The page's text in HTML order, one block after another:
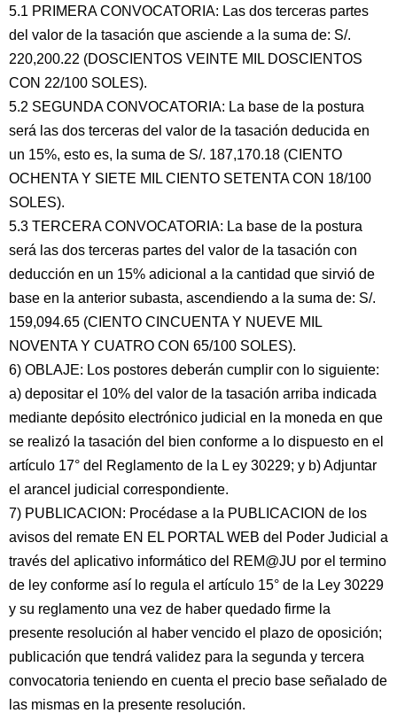
5.1 PRIMERA CONVOCATORIA: Las dos terceras partes
del valor de la tasación que asciende a la suma de: S/.
220,200.22 (DOSCIENTOS VEINTE MIL DOSCIENTOS
CON 22/100 SOLES).
5.2 SEGUNDA CONVOCATORIA: La base de la postura
será las dos terceras del valor de la tasación deducida en
un 15%, esto es, la suma de S/. 187,170.18 (CIENTO
OCHENTA Y SIETE MIL CIENTO SETENTA CON 18/100
SOLES).
5.3 TERCERA CONVOCATORIA: La base de la postura
será las dos terceras partes del valor de la tasación con
deducción en un 15% adicional a la cantidad que sirvió de
base en la anterior subasta, ascendiendo a la suma de: S/.
159,094.65 (CIENTO CINCUENTA Y NUEVE MIL
NOVENTA Y CUATRO CON 65/100 SOLES).
6) OBLAJE: Los postores deberán cumplir con lo siguiente:
a) depositar el 10% del valor de la tasación arriba indicada
mediante depósito electrónico judicial en la moneda en que
se realizó la tasación del bien conforme a lo dispuesto en el
artículo 17° del Reglamento de la L ey 30229; y b) Adjuntar
el arancel judicial correspondiente.
7) PUBLICACION: Procédase a la PUBLICACION de los
avisos del remate EN EL PORTAL WEB del Poder Judicial a
través del aplicativo informático del REM@JU por el termino
de ley conforme así lo regula el artículo 15° de la Ley 30229
y su reglamento una vez de haber quedado firme la
presente resolución al haber vencido el plazo de oposición;
publicación que tendrá validez para la segunda y tercera
convocatoria teniendo en cuenta el precio base señalado de
las mismas en la presente resolución.